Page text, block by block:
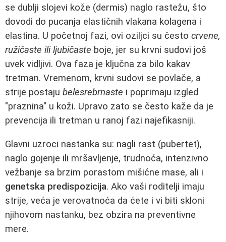
se dublji slojevi kože (dermis) naglo rastežu, što
dovodi do pucanja elastičnih vlakana kolagena i
elastina. U početnoj fazi, ovi oziljci su često crvene,
ružičaste ili ljubičaste boje, jer su krvni sudovi još
uvek vidljivi. Ova faza je ključna za bilo kakav
tretman. Vremenom, krvni sudovi se povlače, a
strije postaju belesrebrnaste i poprimaju izgled
"praznina" u koži. Upravo zato se često kaže da je
prevencija ili tretman u ranoj fazi najefikasniji.
Glavni uzroci nastanka su: nagli rast (pubertet),
naglo gojenje ili mršavljenje, trudnoća, intenzivno
vežbanje sa brzim porastom mišićne mase, ali i
genetska predispozicija. Ako vaši roditelji imaju
strije, veća je verovatnoća da ćete i vi biti skloni
njihovom nastanku, bez obzira na preventivne
mere.